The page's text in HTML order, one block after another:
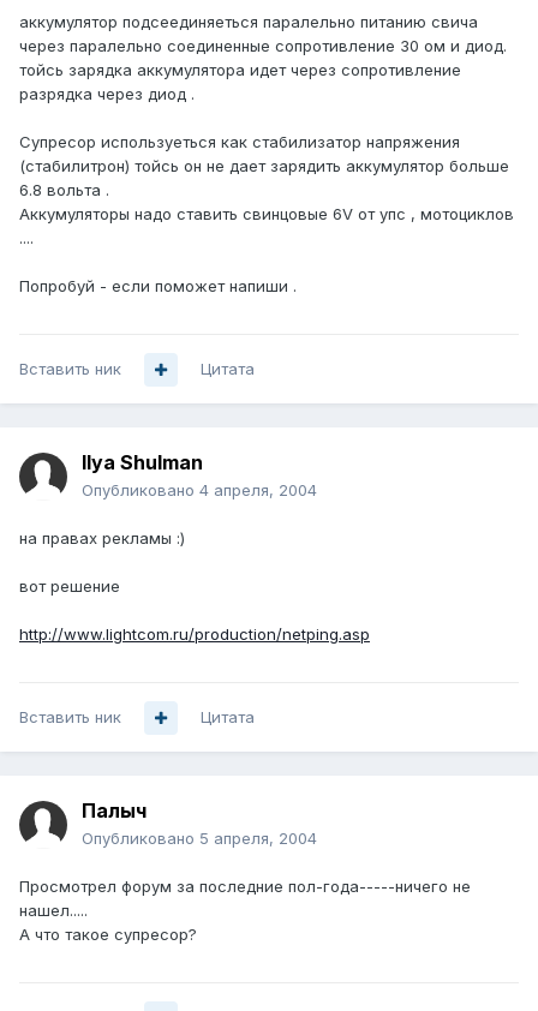
аккумулятор подсеединяеться паралельно питанию свича
через паралельно соединенные сопротивление 30 ом и диод.
тойсь зарядка аккумулятора идет через сопротивление
разрядка через диод .
Супресор используеться как стабилизатор напряжения
(стабилитрон) тойсь он не дает зарядить аккумулятор больше
6.8 вольта .
Аккумуляторы надо ставить свинцовые 6V от упс , мотоциклов
....
Попробуй - если поможет напиши .
Вставить ник Цитата
Ilya Shulman
Опубликовано 4 апреля, 2004
на правах рекламы :)
вот решение
http://www.lightcom.ru/production/netping.asp
Вставить ник Цитата
Палыч
Опубликовано 5 апреля, 2004
Просмотрел форум за последние пол-года-----ничего не
нашел.....
А что такое супресор?